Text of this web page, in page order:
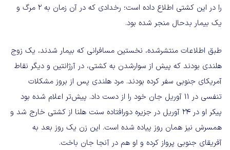
را در این کشتی اطلاع داده است؛ رخدادی که در آن زمان به ۲ مرگ و
یک بیمار بدحال منجر شده بود.
طبق اطلاعات منتشرشده، نخستین مسافرانی که بیمار شدند، یک زوج
هلندی بودند که پیش از سوارشدن به کشتی، در آرژانتین و دیگر نقاط
آمریکای جنوبی سفر کرده بودند. مرد هلندی پس از بروز مشکلات
تنفسی در ۱۱ آوریل جان خود را از دست داد. پیش‌تر اعلام شده بود
پیکر او در ۲۴ آوریل در جزیره دورافتاده سنت هلنا از کشتی خارج شد و
همسرش نیز همان روز پیاده شده است. این زن یک روز بعد به
آفریقای جنوبی پرواز کرده و او هم در آنجا جان باخت.